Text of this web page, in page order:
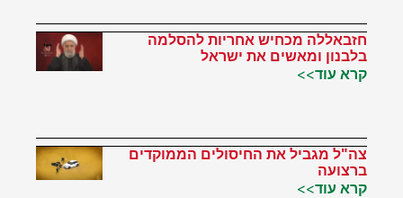
חזבאללה מכחיש אחריות להסלמה
בלבנון ומאשים את ישראל
קרא עוד>>
צה"ל מגביל את החיסולים הממוקדים
ברצועה
קרא עוד>>